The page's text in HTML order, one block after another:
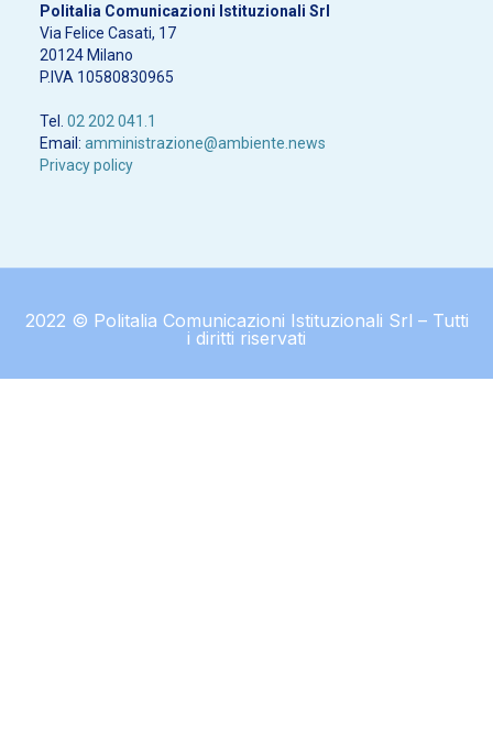
Politalia Comunicazioni Istituzionali Srl
Via Felice Casati, 17
20124 Milano
P.IVA 10580830965
Tel. 02 202 041.1
Email: amministrazione@ambiente.news
Privacy policy
2022 © Politalia Comunicazioni Istituzionali Srl – Tutti
i diritti riservati